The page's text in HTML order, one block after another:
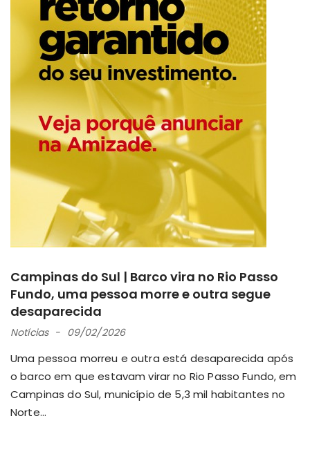
Campinas do Sul | Barco vira no Rio Passo
Fundo, uma pessoa morre e outra segue
desaparecida
Notícias 09/02/2026
Uma pessoa morreu e outra está desaparecida após
o barco em que estavam virar no Rio Passo Fundo, em
Campinas do Sul, município de 5,3 mil habitantes no
Norte...